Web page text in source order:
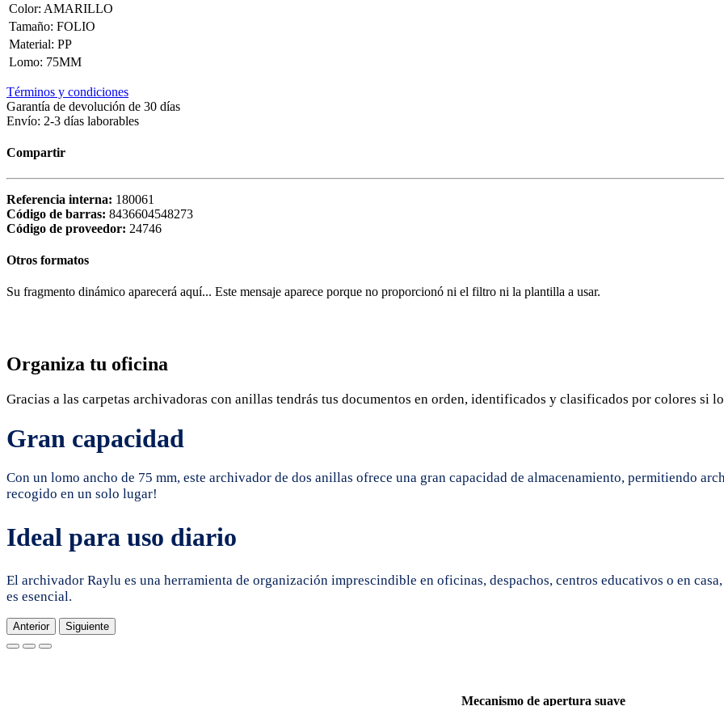
Color: AMARILLO
Tamaño: FOLIO
Material: PP
Lomo: 75MM
Términos y condiciones
Garantía de devolución de 30 días
Envío: 2-3 días laborables
Compartir
Referencia interna: 180061
Código de barras: 8436604548273
Código de proveedor: 24746
Otros formatos
Su fragmento dinámico aparecerá aquí... Este mensaje aparece porque no proporcionó ni el filtro ni la plantilla a usar.
Organiza tu oficina
Gracias a las carpetas archivadoras con anillas tendrás tus documentos en orden, identificados y clasificados por colores si
Gran capacidad
Con un lomo ancho de 75 mm, este archivador de dos anillas ofrece una gran capacidad de almacenamiento, permitiendo
recogido en un solo lugar!
Ideal para uso diario
El archivador Raylu es una herramienta de organización imprescindible en oficinas, despachos, centros educativos o en
es esencial.
Anterior Siguiente
Mecanismo de apertura suave